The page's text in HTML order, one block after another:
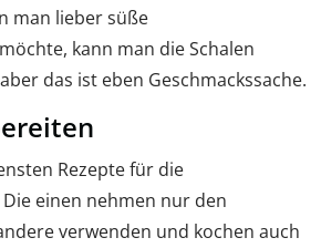
man lieber süße
kann man die Schalen
das ist eben Geschmackssache.
Rezepte für die
einen nehmen nur den
verwenden und kochen auch